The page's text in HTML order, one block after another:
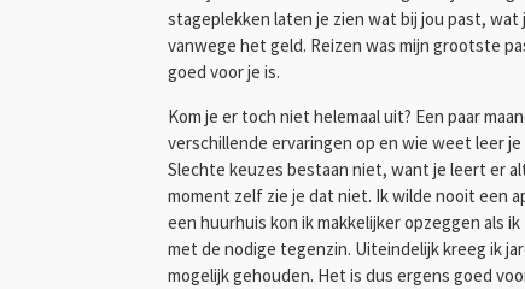
stageplekken laten je zien wat bij jou past,
vanwege het geld. Reizen was mijn grootste
goed voor je is.
Kom je er toch niet helemaal uit? Een paar
verschillende ervaringen op en wie weet leer
Slechte keuzes bestaan niet, want je leert er
moment zelf zie je dat niet. Ik wilde nooit een
een huurhuis kon ik makkelijker opzeggen als
met de nodige tegenzin. Uiteindelijk kreeg ik
mogelijk gehouden. Het is dus ergens goed